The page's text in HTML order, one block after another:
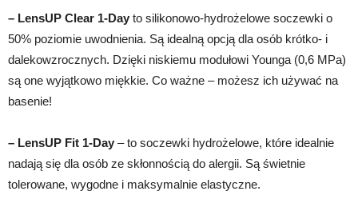
– LensUP Clear 1-Day to silikonowo-hydrożelowe soczewki o
50% poziomie uwodnienia. Są idealną opcją dla osób krótko- i
dalekowzrocznych. Dzięki niskiemu modułowi Younga (0,6 MPa)
są one wyjątkowo miękkie. Co ważne – możesz ich używać na
basenie!
– LensUP Fit 1-Day – to soczewki hydrożelowe, które idealnie
nadają się dla osób ze skłonnością do alergii. Są świetnie
tolerowane, wygodne i maksymalnie elastyczne.